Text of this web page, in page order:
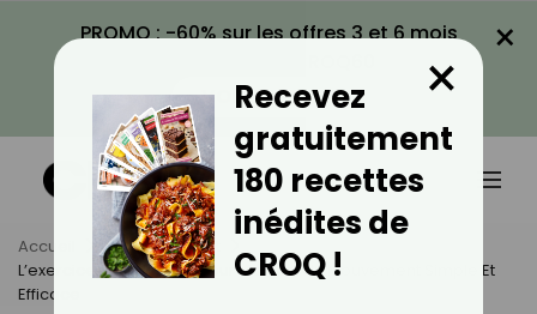
PROMO : -60% sur les offres 3 et 6 mois
VOIR LA PROMO
×
Accueil Actus
Sport
L’exercice Des Ciseaux Pour Maigrir : Un Mouvement Simple Et
Efficace
Recevez
gratuitement
180 recettes
inédites de
CROQ !
×